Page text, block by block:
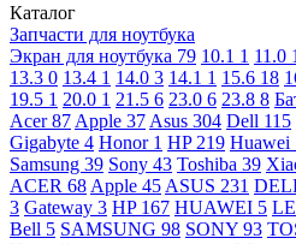
Каталог
Запчасти для ноутбука
Экран для ноутбука 79 10.1 1 11.0 1
13.3 0 13.4 1 14.0 3 14.1 1 15.6 18
19.5 1 20.0 1 21.5 6 23.0 6 23.8 8
Acer87 Apple 37 Asus 304 Dell 115
Gigabyte 4 Honor 1 HP 219 Huawei
Samsung 39 Sony 43 Toshiba 39
ACER 68 Apple 45 ASUS 231
3 Gateway 3 HP 167 HUAWEI 5
Bell 5 SAMSUNG 98 SONY 93